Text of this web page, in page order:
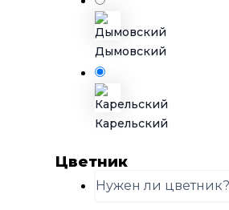
Карельский
Дымовский
Цветник